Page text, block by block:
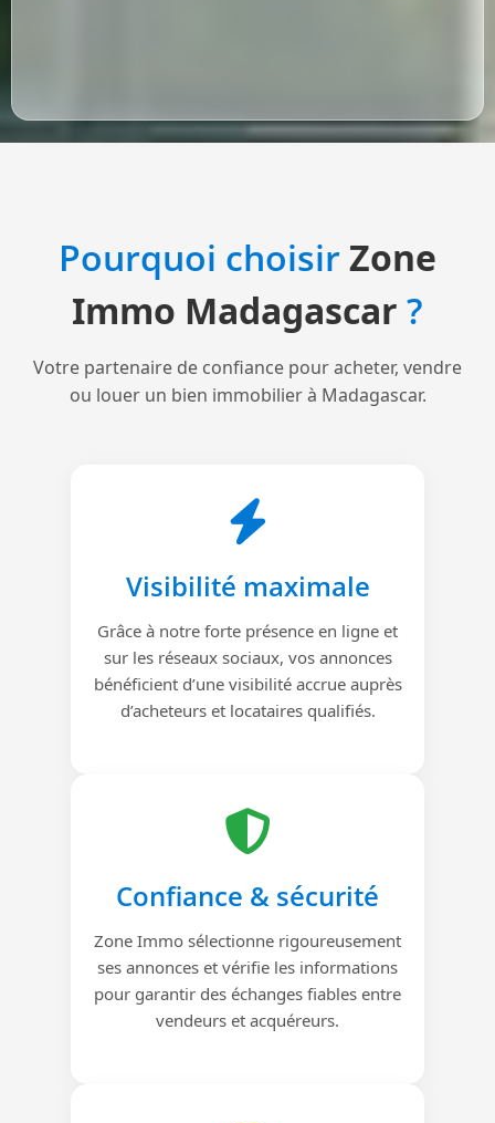
Pourquoi choisirZone
Immo Madagascar ?
Votre partenaire de confiance pour acheter, vendre
ou louer un bien immobilier à Madagascar.
Visibilité maximale
Grâce à notre forte présence en ligne et
sur les réseaux sociaux, vos annonces
bénéficient d’une visibilité accrue auprès
d’acheteurs et locataires qualifiés.
Confiance & sécurité
Zone Immo sélectionne rigoureusement
ses annonces et vérifie les informations
pour garantir des échanges fiables entre
vendeurs et acquéreurs.